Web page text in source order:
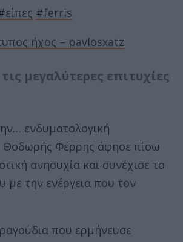
#ferris
ήχος – pavlosxatz
μεγαλύτερες επιτυχίες
ενδυματολογική
Θοδωρής Φέρρης άφησε πίσω
ανησυχία και συνέχισε το
με την ενέργεια που τον
που ερμήνευσε